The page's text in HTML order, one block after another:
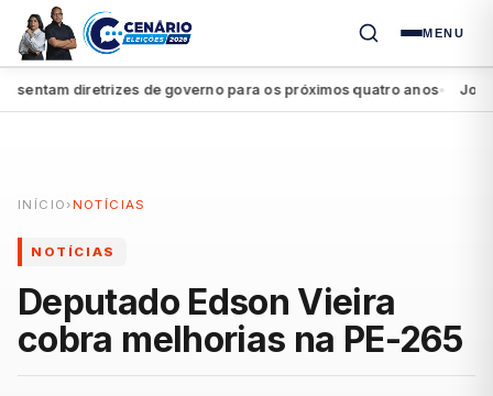
MENU
diretrizes de governo para os próximos quatro anos● João
INÍCIO › NOTÍCIAS
NOTÍCIAS
Deputado Edson Vieira
cobra melhorias na PE-265